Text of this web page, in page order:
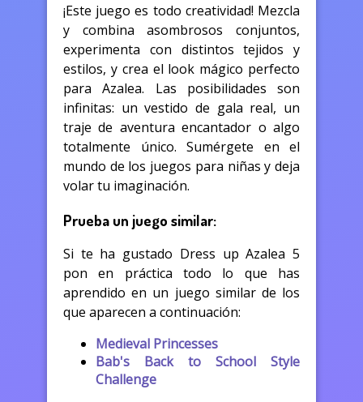
¡Este juego es todo creatividad! Mezcla
y combina asombrosos conjuntos,
experimenta con distintos tejidos y
estilos, y crea el look mágico perfecto
para Azalea. Las posibilidades son
infinitas: un vestido de gala real, un
traje de aventura encantador o algo
totalmente único. Sumérgete en el
mundo de los juegos para niñas y deja
volar tu imaginación.
Prueba un juego similar:
Si te ha gustado Dress up Azalea 5
pon en práctica todo lo que has
aprendido en un juego similar de los
que aparecen a continuación:
Medieval Princesses
Bab's Back to School Style
Challenge